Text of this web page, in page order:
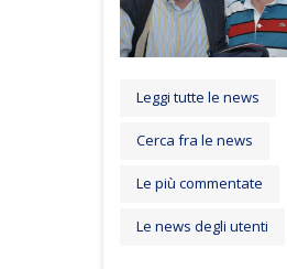
Leggi tutte le news
Cerca fra le news
Le più commentate
Le news degli utenti